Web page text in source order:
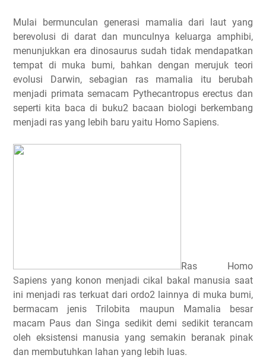
Mulai bermunculan generasi mamalia dari laut yang
berevolusi di darat dan munculnya keluarga amphibi,
menunjukkan era dinosaurus sudah tidak mendapatkan
tempat di muka bumi, bahkan dengan merujuk teori
evolusi Darwin, sebagian ras mamalia itu berubah
menjadi primata semacam Pythecantropus erectus dan
seperti kita baca di buku2 bacaan biologi berkembang
menjadi ras yang lebih baru yaitu Homo Sapiens.
Ras Homo
Sapiens yang konon menjadi cikal bakal manusia saat
ini menjadi ras terkuat dari ordo2 lainnya di muka bumi,
bermacam jenis Trilobita maupun Mamalia besar
macam Paus dan Singa sedikit demi sedikit terancam
oleh eksistensi manusia yang semakin beranak pinak
dan membutuhkan lahan yang lebih luas.